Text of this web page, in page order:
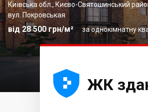
Київська обл., Києво-Святошинський
вул. Покровськая
за однокімнатну
від 28 500 грн/м²




 ЖК